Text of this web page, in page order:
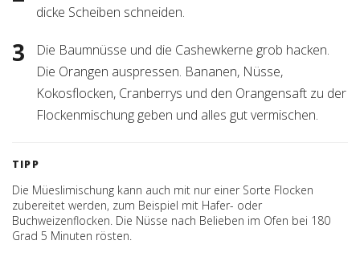
dicke Scheiben schneiden.
Die Baumnüsse und die Cashewkerne grob hacken.
Die Orangen auspressen. Bananen, Nüsse,
Kokosflocken, Cranberrys und den Orangensaft zu der
Flockenmischung geben und alles gut vermischen.
TIPP
Die Müeslimischung kann auch mit nur einer Sorte Flocken
zubereitet werden, zum Beispiel mit Hafer- oder
Buchweizenflocken. Die Nüsse nach Belieben im Ofen bei 180
Grad 5 Minuten rösten.